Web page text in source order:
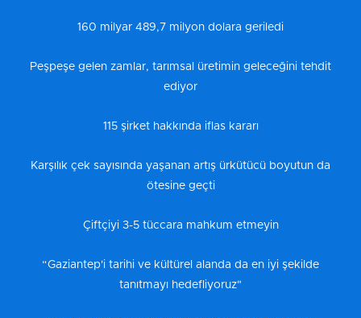
160 milyar 489,7 milyon dolara geriledi
Peşpeşe gelen zamlar, tarımsal üretimin geleceğini tehdit
ediyor
115 şirket hakkında iflas kararı
Karşılık çek sayısında yaşanan artış ürkütücü boyutun da
ötesine geçti
Çiftçiyi 3-5 tüccara mahkum etmeyin
“Gaziantep'i tarihi ve kültürel alanda da en iyi şekilde
tanıtmayı hedefliyoruz"